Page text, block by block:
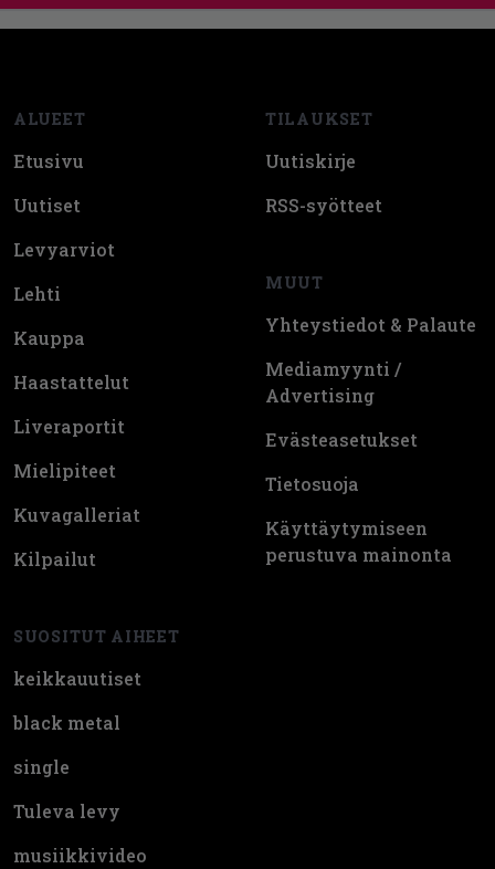
ALUEET
Etusivu
Uutiset
Levyarviot
Lehti
Kauppa
Haastattelut
Liveraportit
Mielipiteet
Kuvagalleriat
Kilpailut
SUOSITUT AIHEET
keikkauutiset
black metal
single
Tuleva levy
musiikkivideo
TILAUKSET
Uutiskirje
RSS-syötteet
MUUT
Yhteystiedot & Palaute
Mediamyynti /
Advertising
Evästeasetukset
Tietosuoja
Käyttäytymiseen
perustuva mainonta